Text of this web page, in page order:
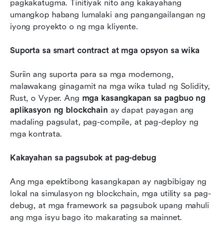
pagkakatugma. Tinitiyak nito ang kakayahang
umangkop habang lumalaki ang pangangailangan ng
iyong proyekto o ng mga kliyente.
Suporta sa smart contract at mga opsyon sa wika
Suriin ang suporta para sa mga modernong,
malawakang ginagamit na mga wika tulad ng Solidity,
Rust, o Vyper. Ang mga kasangkapan sa pagbuo ng
aplikasyon ng blockchain ay dapat payagan ang
madaling pagsulat, pag-compile, at pag-deploy ng
mga kontrata.
Kakayahan sa pagsubok at pag-debug
Ang mga epektibong kasangkapan ay nagbibigay ng
lokal na simulasyon ng blockchain, mga utility sa pag-
debug, at mga framework sa pagsubok upang mahuli
ang mga isyu bago ito makarating sa mainnet.